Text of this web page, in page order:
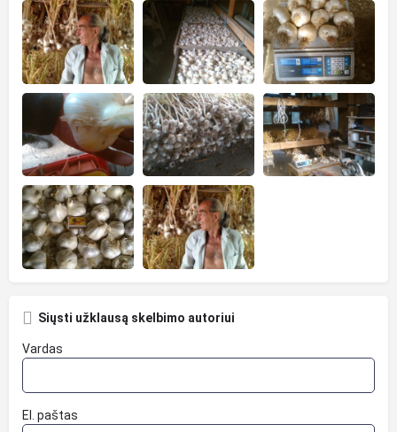
Siųsti užklausą skelbimo autoriui
Vardas
El. paštas